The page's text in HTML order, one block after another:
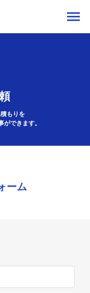
もりを
できます。
ーム